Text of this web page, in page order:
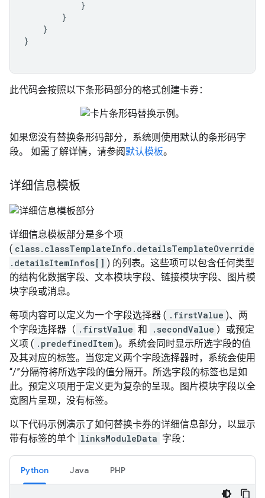
}
}
}
}
此代码会按照以下条形码部分的格式创建卡券：
如果您没有替换条形码部分，系统则使用默认的条形码字
段。 如需了解详情，请参阅默认模板。
详细信息模板
详细信息模板部分是多个项
( class.classTemplateInfo.detailsTemplateOverride
.detailsItemInfos[] ) 的列表。这些项可以包含任何类型
的结构化数据字段、文本模块字段、链接模块字段、图片模
块字段或消息。
每项内容可以定义为一个字段选择器 ( .firstValue )、两
个字段选择器（ .firstValue 和 .secondValue ）或预定
义项 ( .predefinedItem )。系统会同时显示所选字段的值
及其对应的标签。当您定义两个字段选择器时，系统会使用
“/”分隔符将所选字段的值分隔开。所选字段的标签也是如
此。预定义项用于定义更为复杂的呈现。图片模块字段以全
宽图片呈现，没有标签。
以下代码示例演示了如何替换卡券的详细信息部分，以显示
带有标签的单个 linksModuleData 字段：
Python Java PHP